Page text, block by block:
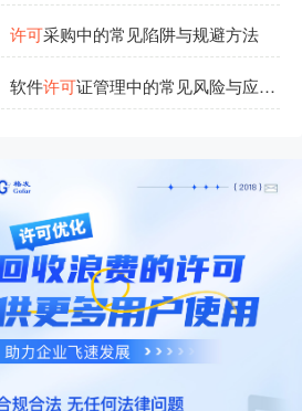
许可采购中的常见陷阱与规避方法
软件许可证管理中的常见风险与应对策略